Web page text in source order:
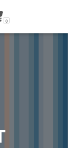
UMSCHALTEN
0